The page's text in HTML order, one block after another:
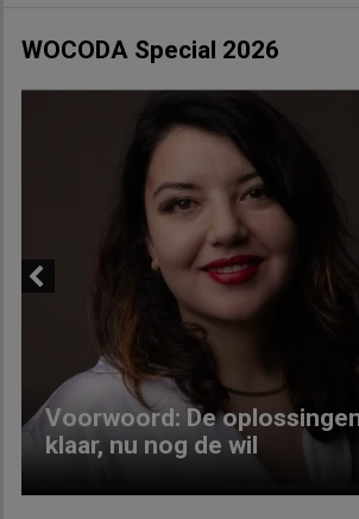
WOCODA Special 2026
Voorwoord: De
klaar, nu nog de wil